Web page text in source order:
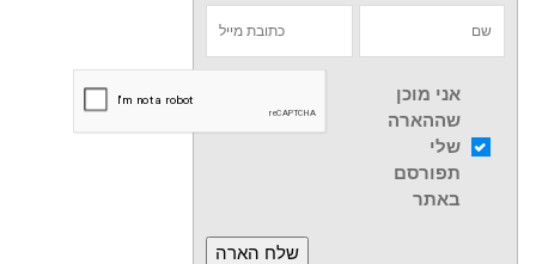
אני מוכן
שההארה
שלי
תפורסם
באתר